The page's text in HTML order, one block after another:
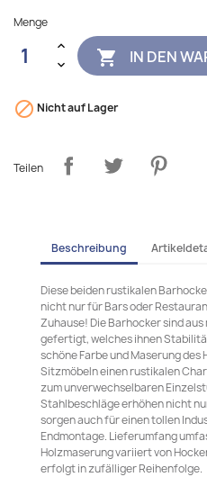
Menge
 IN DEN
 Nicht auf Lager
Teilen
Beschreibung
Diese beiden rustikalen
nicht nur für Bars oder
Zuhause! Die Barhocker sind
gefertigt, welches ihnen
schöne Farbe und Maserung des
Sitzmöbeln einen rustikalen
zum unverwechselbaren
Stahlbeschläge erhöhen nicht
sorgen auch für einen tollen
Endmontage. Lieferumfang
Holzmaserung variiert von
erfolgt in zufälliger Reihenfolge.